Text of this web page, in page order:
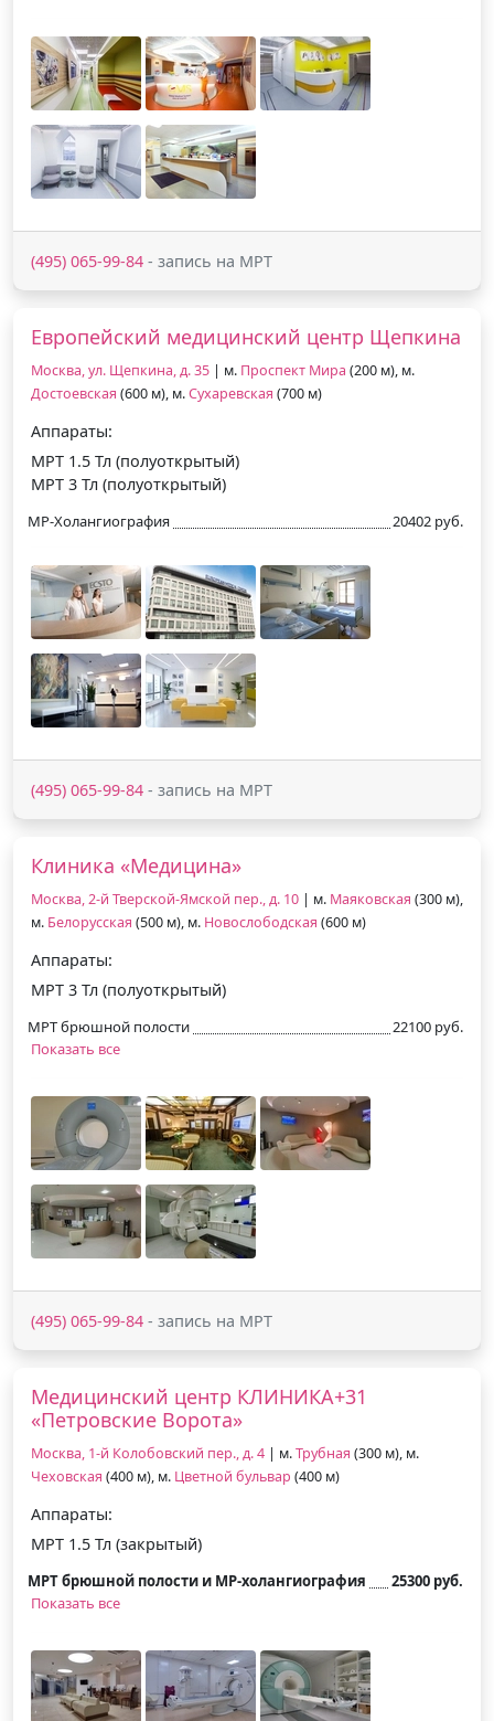
(495) 065-99-84 - запись на МРТ
Европейский медицинский центр Щепкина
Москва, ул. Щепкина, д. 35 | м. Проспект Мира (200 м), м.
Достоевская (600 м), м.Сухаревская (700 м)
Аппараты:
МРТ 1.5 Тл (полуоткрытый)
МРТ 3 Тл (полуоткрытый)
МР-Холангиография 20402 руб.
(495) 065-99-84 - запись на МРТ
Клиника «Медицина»
Москва, 2-й Тверской-Ямской пер., д. 10 | м. Маяковская (300 м),
м. Белорусская (500 м), м. Новослободская (600 м)
Аппараты:
МРТ 3 Тл (полуоткрытый)
МРТ брюшной полости
22100 руб.
Показать все
(495) 065-99-84 - запись на МРТ
Медицинский центр КЛИНИКА+31
«Петровские Ворота»
Москва, 1-й Колобовский пер., д. 4 | м.Трубная (300 м), м.
Чеховская (400 м), м. Цветной бульвар (400 м)
Аппараты:
МРТ 1.5 Тл (закрытый)
МРТ брюшной полости и МР-холангиография
25300 руб.
Показать все